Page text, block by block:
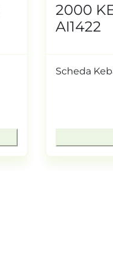
2000
AI1422
Scheda